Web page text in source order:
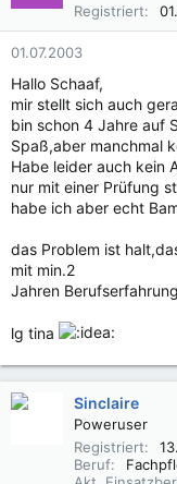
Registriert
01.07.2003
Hallo Schaaf,
mir stellt sich auch
bin schon 4 Jahre auf
Spaß,aber manchmal
Habe leider auch kein
nur mit einer Prüfung
habe ich aber echt
das Problem ist
mit min.2
Jahren
lg tina
Sinclaire
Poweruser
Registriert
Beruf